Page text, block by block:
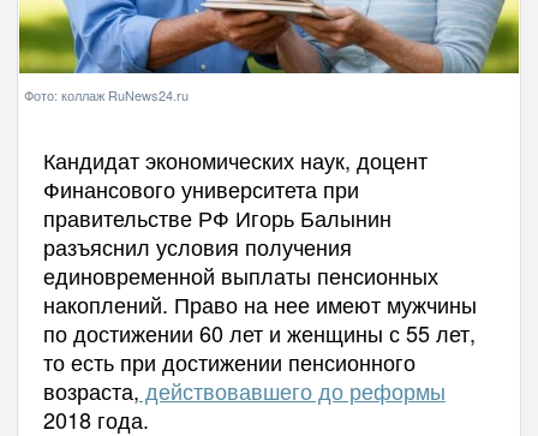
Фото: коллаж RuNews24.ru
Кандидат экономических наук, доцент
Финансового университета при
правительстве РФ Игорь Балынин
разъяснил условия получения
единовременной выплаты пенсионных
накоплений. Право на нее имеют мужчины
по достижении 60 лет и женщины с 55 лет,
то есть при достижении пенсионного
возраста, действовавшего до реформы
2018 года.